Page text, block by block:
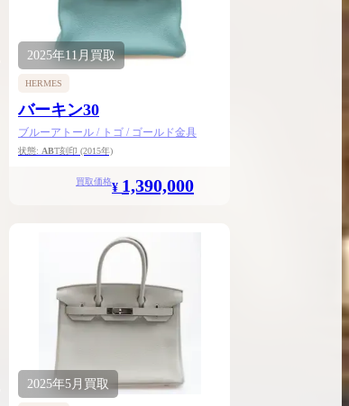
2025年11月買取
HERMES
バーキン30
ブルーアトール / トゴ / ゴールド金具
状態: ABT刻印 (2015年)
買取価格¥ 1,390,000
2025年5月 買取